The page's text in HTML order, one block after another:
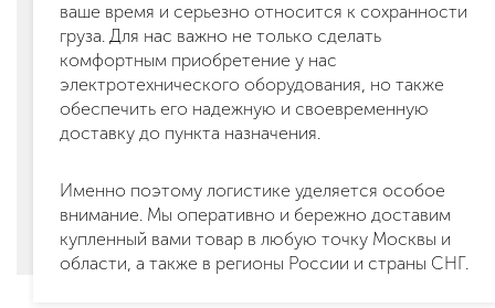
ваше время и серьезно относится к сохранности
груза. Для нас важно не только сделать
комфортным приобретение у нас
электротехнического оборудования, но также
обеспечить его надежную и своевременную
доставку до пункта назначения.
Именно поэтому логистике уделяется особое
внимание. Мы оперативно и бережно доставим
купленный вами товар в любую точку Москвы и
области, а также в регионы России и страны СНГ.